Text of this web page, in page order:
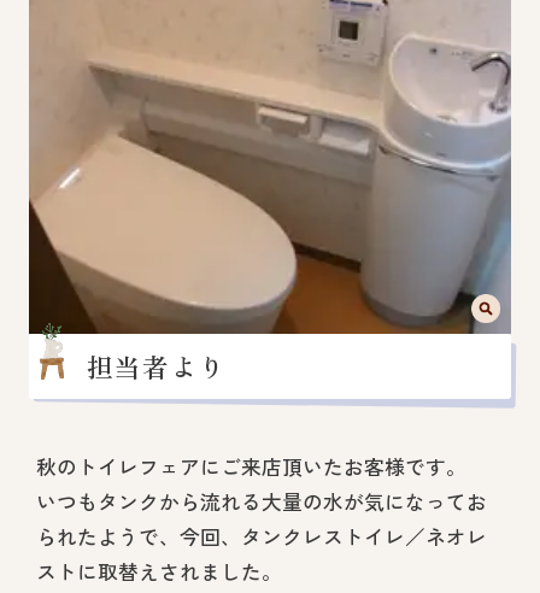
担当者より
秋のトイレフェアにご来店頂いたお客様です。
いつもタンクから流れる大量の水が気になってお
られたようで、今回、タンクレストイレ／ネオレ
ストに取替えされました。